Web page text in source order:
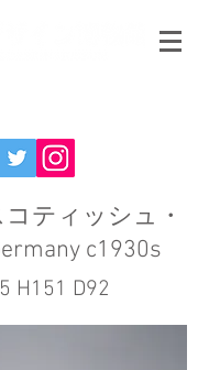
コティッシュ・
c1930s
H151 D92